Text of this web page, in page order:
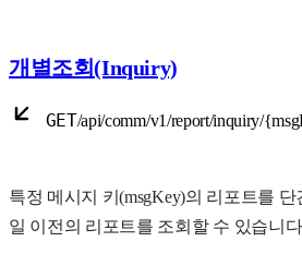
개별조회(Inquiry)
GET/api/comm/v1/report/inquiry/
특정 메시지 키(msgKey)의 리포트를
일 이전의 리포트를 조회할 수 있습니